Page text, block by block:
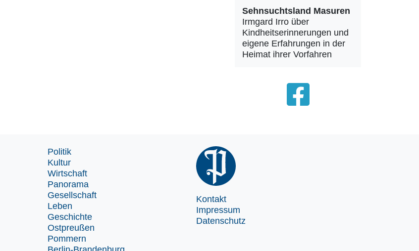
Sehnsuchtsland Masuren
Irmgard Irro über
Kindheitserinnerungen und
eigene Erfahrungen in der
Heimat ihrer Vorfahren
Politik
Kultur
Wirtschaft
Panorama
Gesellschaft
Leben
Geschichte
Ostpreußen
Pommern
Kontakt
Impressum
Datenschutz